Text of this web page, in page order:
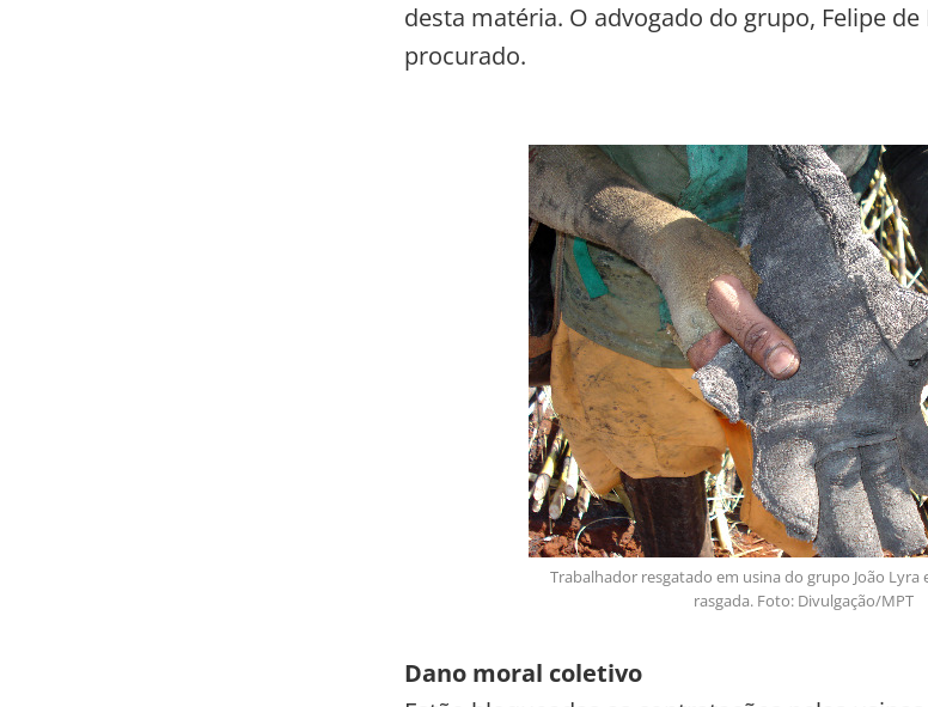
desta matéria. O advogado do grupo, Felipe
procurado.
Trabalhador resgatado em usina do grupo João Lyra
rasgada. Foto: Divulgação/MPT
Dano moral coletivo